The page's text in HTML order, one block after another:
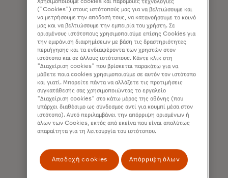
Πληροφορίες που σας
βοηθούν να λάβετε κρίσιμες
επιχειρηματικές αποφάσεις
Παρέχουμε πρόσβαση σε πληροφορίες
σχετικές με τα οικονομικά, την απόδοση
χαρτοφυλακίου και τις τελευταίες
Χρησιμοποιούμε cookies και παρόμοιες τεχνολογίες
("Cookies") στους ιστότοπούς μας για να βελτιώσουμε και
να μετρήσουμε την απόδοσή τους, να κατανοήσουμε το κοινό
μας και να βελτιώσουμε την εμπειρία του χρήστη. Σε
ορισμένους ιστότοπους χρησιμοποιούμε επίσης Cookies για
την εμφάνιση διαφημίσεων με βάση τις δραστηριότητες
περιήγησης και τα ενδιαφέροντα των χρηστών στον
ιστότοπο και σε άλλους ιστότοπους. Κάντε κλικ στη
"Διαχείριση cookies" που βρίσκεται παρακάτω για να
μάθετε ποια cookies χρησιμοποιούμε σε αυτόν τον ιστότοπο
και γιατί. Μπορείτε πάντα να αλλάξετε τις προτιμήσεις
συγκατάθεσής σας χρησιμοποιώντας το εργαλείο
"Διαχείριση cookies" στο κάτω μέρος της οθόνης (που
υπάρχει διαθέσιμο ως σύνδεσμος αντί για κουμπί μέσα στον
ιστότοπο). Αυτό περιλαμβάνει την απόρριψη ορισμένων ή
όλων των Cookies, εκτός από εκείνα που είναι απολύτως
απαραίτητα για τη λειτουργία του ιστότοπου.
Αποδοχή cookies Απόρριψη όλων